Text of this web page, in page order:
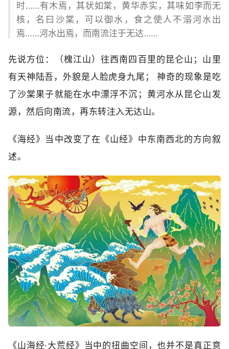
时……有木焉，其状如棠，黄华赤实，其味如李而无
核，名曰沙棠，可以御水，食之使人不溺河水出
焉……河水出焉，而南流注于无达……
先说方位：（槐江山）往西南四百里的昆仑山；山里
有天神陆吾，外貌是人脸虎身九尾； 神奇的现象是吃
了沙棠果子就能在水中漂浮不沉；黄河水从昆仑山发
源，然后向南流，再东转注入无达山。
《海经》当中改变了在《山经》中东南西北的方向叙
述。
《山海经·大荒经》当中的扭曲空间，也并不是真正意